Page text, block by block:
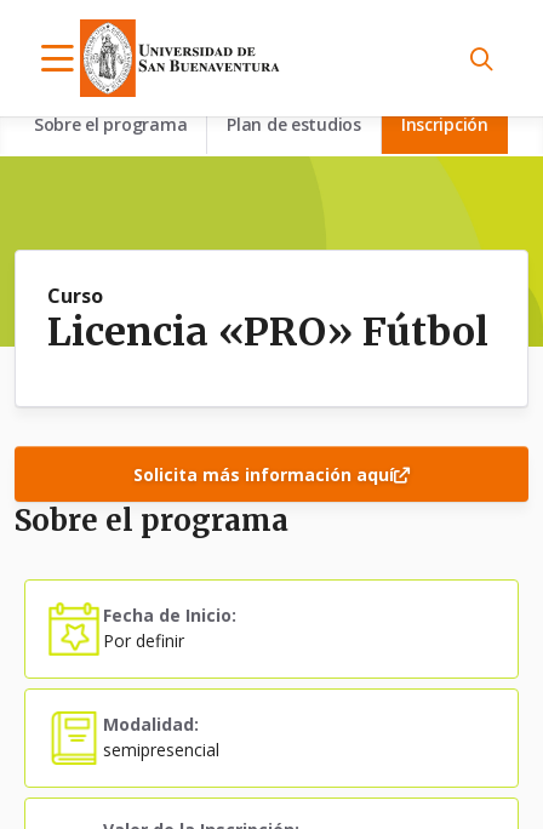
Sobre el programa Plan de estudios Inscripción
Curso
Licencia «PRO» Fútbol
Solicita más información aquí
Sobre el programa
Fecha de Inicio:
Por definir
Modalidad:
semipresencial